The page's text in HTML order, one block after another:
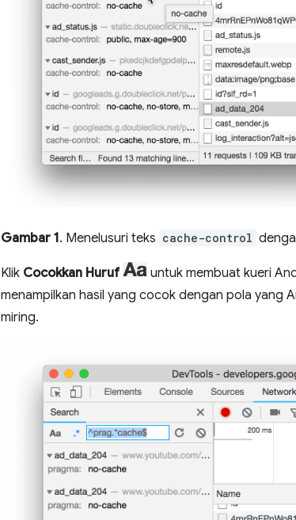
Gambar 1. Menelusuri teks cache-control
Klik Cocokkan Huruf untuk membuat kueri
menampilkan hasil yang cocok dengan pola yang
miring.